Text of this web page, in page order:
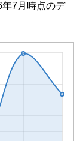
7月時点のデ